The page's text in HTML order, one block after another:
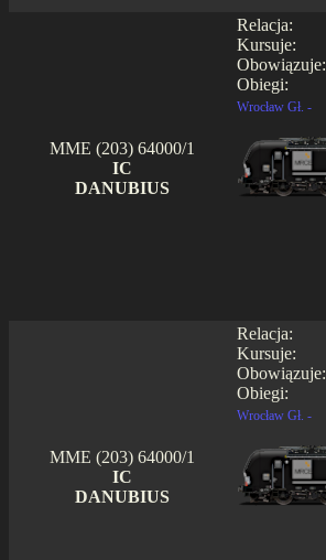
Relacja:
Kursuje:
Obowiązuje:
Obiegi:
MME (203) 64000/1
IC
DANUBIUS
Wrocław Gł. -
Relacja:
Kursuje:
Obowiązuje:
Obiegi:
MME (203) 64000/1
IC
DANUBIUS
Wrocław Gł. -